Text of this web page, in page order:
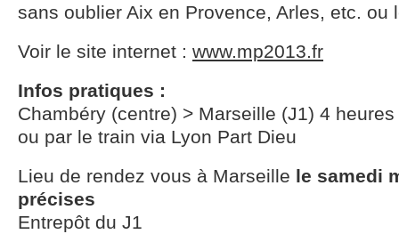
sans oublier Aix en Provence, Arles, etc. ou
Voir le site internet : www.mp2013.fr
Infos pratiques :
Chambéry (centre) > Marseille (J1) 4
ou par le train via Lyon Part Dieu
Lieu de rendez vous à Marseille le samedi
précises
Entrepôt du J1